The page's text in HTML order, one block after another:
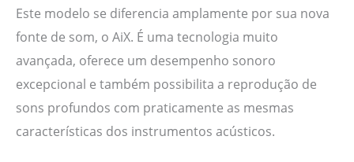
Este modelo se diferencia amplamente por sua nova
fonte de som, o AiX. É uma tecnologia muito
avançada, oferece um desempenho sonoro
excepcional e também possibilita a reprodução de
sons profundos com praticamente as mesmas
características dos instrumentos acústicos.